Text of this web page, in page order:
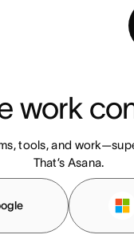
opnemen met
work
tools, and
That’s Asana.